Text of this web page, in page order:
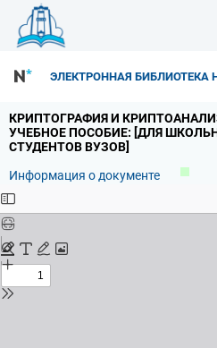
ЭЛЕКТРОННАЯ БИБЛИОТЕКА
КРИПТОГРАФИЯ И
УЧЕБНОЕ ПОСОБИЕ: [ДЛЯ
СТУДЕНТОВ ВУЗОВ]
Информация о документе